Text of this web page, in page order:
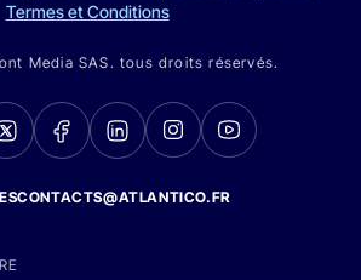
Termes et Conditions
Media SAS. tous droits réservés.